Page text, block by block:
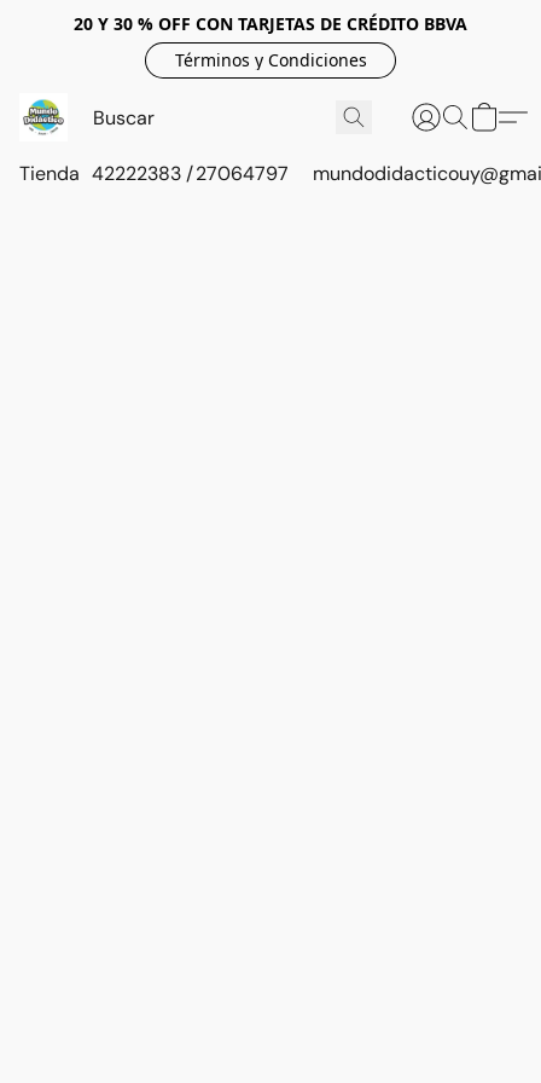
20 Y 30 % OFF CON TARJETAS DE CRÉDITO BBVA
Términos y Condiciones
Tienda 42222383 / 27064797